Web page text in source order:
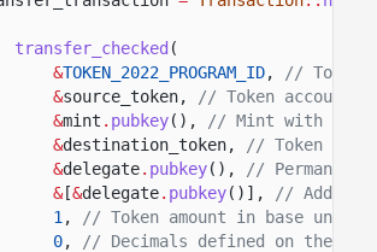
transfer_checked (
&TOKEN_2022_PROGRAM_ID,
// Token
&source_token,
// Token account
&mint . pubkey(),
// Mint with the
&destination_token,
// Token
&delegate. pubkey(),
//
&[&delegate. pubkey()],
//
1 ,
// Token amount in base units.
0,
// Decimals defined on the